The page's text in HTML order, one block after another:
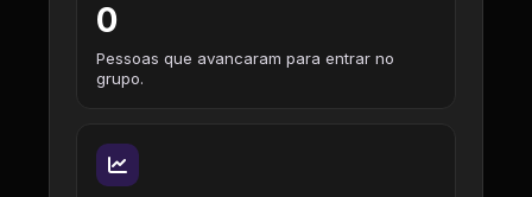
0
Pessoas que avancaram para entrar no
grupo.